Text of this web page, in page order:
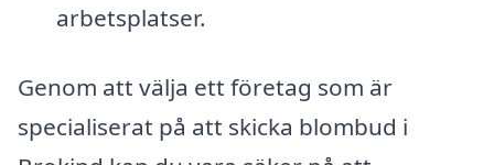
arbetsplatser.
Genom att välja ett företag som är
specialiserat på att skicka blombud i